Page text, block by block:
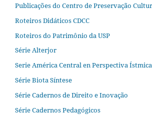
Publicações do Centro de Preservação
Roteiros Didáticos CDCC
Roteiros do Patrimônio da USP
Série Alterjor
Serie América Central en Perspectiva Ístmica
Série Biota Síntese
Série Cadernos de Direito e Inovação
Série Cadernos Pedagógicos